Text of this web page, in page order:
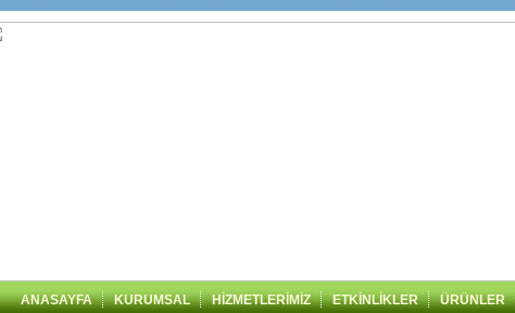
ANASAYFA KURUMSAL HİZMETLERİMİZ ETKİNLİKLER ÜRÜNLER